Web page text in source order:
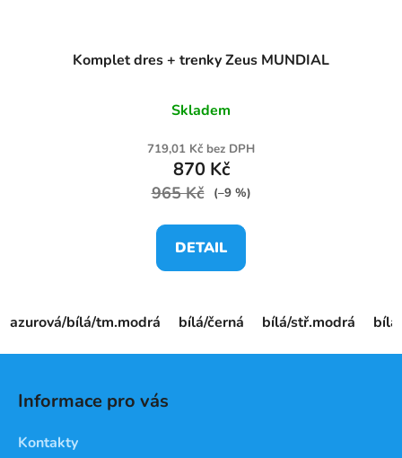
Komplet dres + trenky Zeus MUNDIAL
Skladem
719,01 Kč bez DPH
870 Kč
965 Kč (–9 %)
DETAIL
azurová/bílá/tm.modrá bílá/černá bílá/stř.modrá
Informace pro vás
Kontakty